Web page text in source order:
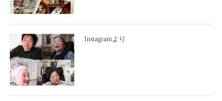
Instagramより